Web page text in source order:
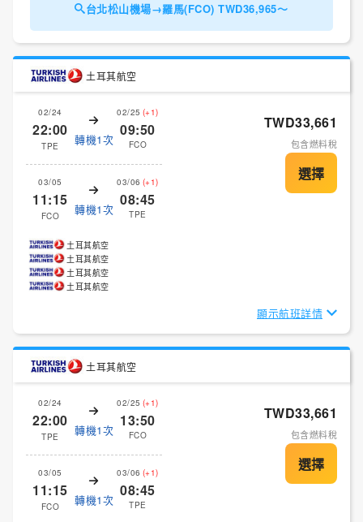
台北松山機場→羅馬(FCO) TWD36,965～
土耳其航空
02/24
22:00
TPE 轉機1次
02/25 (+1)
09:50
FCO
03/05
11:15
FCO 轉機1次
03/06 (+1)
08:45
TPE
TWD33,661
包含燃料稅
土耳其航空
土耳其航空
土耳其航空
土耳其航空
顯示航班詳情
土耳其航空
02/24
22:00
TPE 轉機1次
02/25 (+1)
13:50
FCO
03/05
11:15
FCO 轉機1次
03/06 (+1)
08:45
TPE
TWD33,661
包含燃料稅